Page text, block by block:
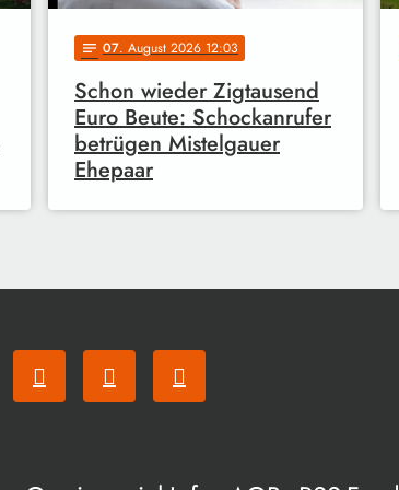
notes 07. August 2026 12:03
Schon wieder Zigtausend
Euro Beute: Schockanrufer
betrügen Mistelgauer
Ehepaar